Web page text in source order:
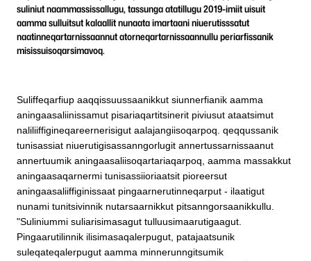
suliniut naammassissallugu, tassunga atatillugu 2019-imiit uisuit
aamma sulluitsut kalaallit nunaata imartaani niuerutisssatut
naatinneqartarnissaannut atorneqartarnissaannullu periarfissanik
misissuisoqarsimavoq.
Suliffeqarfiup aaqqissuussaanikkut siunnerfianik aamma
aningaasaliinissamut pisariaqartitsinerit piviusut ataatsimut
naliliiffigineqareernerisigut aalajangiisoqarpoq. qeqqussanik
tunisassiat niuerutigisassanngorlugit annertussarnissaanut
annertuumik aningaasaliisoqartariaqarpoq, aamma massakkut
aningaasaqarnermi tunisassiioriaatsit pioreersut
aningaasaliiffiginissaat pingaarnerutinneqarput - ilaatigut
nunami tunitsivinnik nutarsaarnikkut pitsanngorsaanikkullu.
"Suliniummi suliarisimasagut tulluusimaarutigaagut.
Pingaarutilinnik ilisimasaqalerpugut, patajaatsunik
suleqateqalerpugut aamma minnerunngitsumik